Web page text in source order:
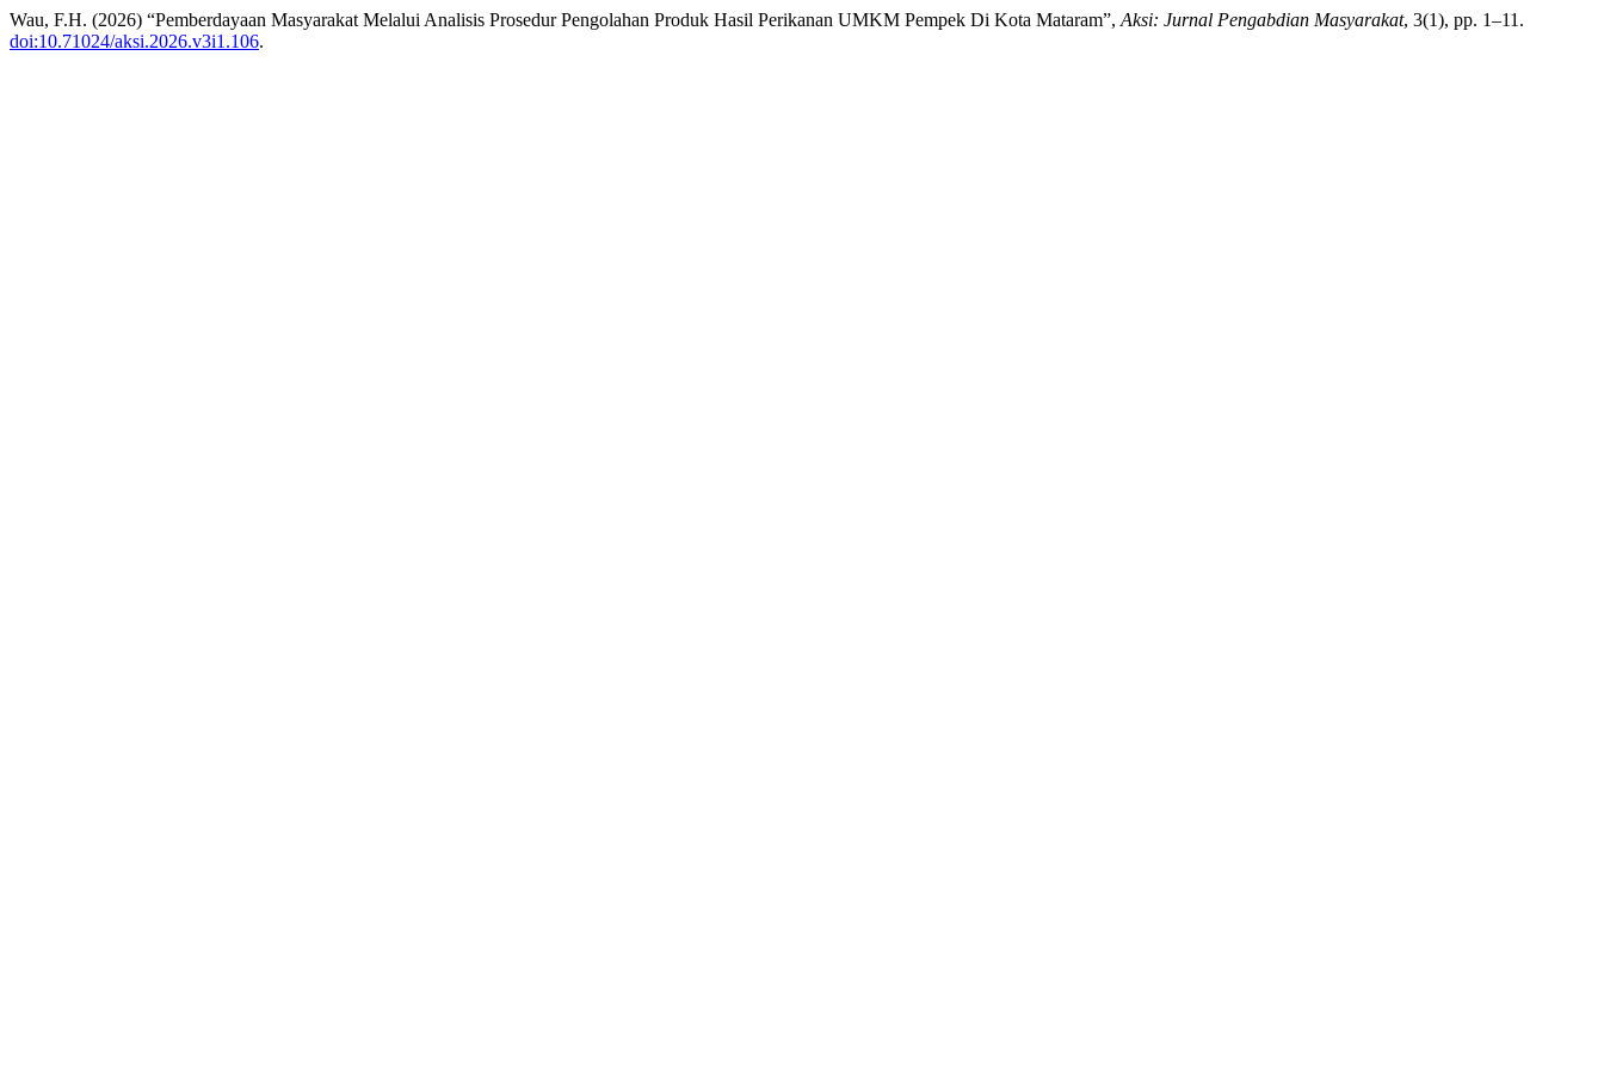
Wau, F.H. (2026) “Pemberdayaan Masyarakat Melalui Analisis Prosedur Pengolahan Produk Hasil Perikanan UMKM Pempek Di Kota Mataram”, Aksi: Jurnal Pengabdian Masyarakat, 3(1), pp. 1–11.
doi:10.71024/aksi.2026.v3i1.106.